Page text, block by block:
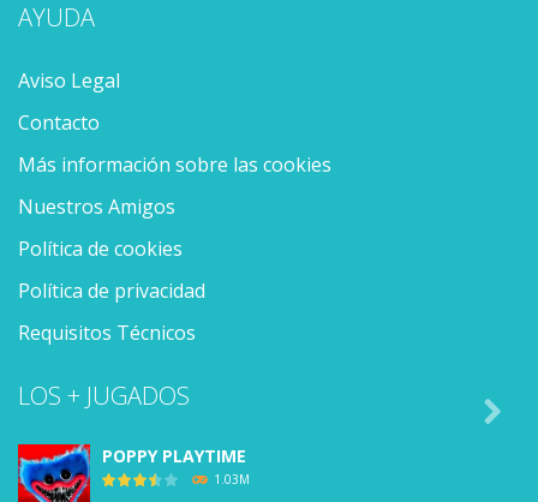
AYUDA
Aviso Legal
Contacto
Más información sobre las cookies
Nuestros Amigos
Política de cookies
Política de privacidad
Requisitos Técnicos
LOS + JUGADOS
POPPY PLAYTIME
1.03M
